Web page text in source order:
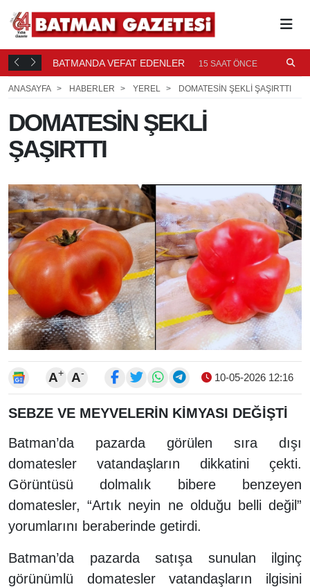
BATMANDA VEFAT EDENLER 15 SAAT ÖNCE
ANASAYFA HABERLER YEREL DOMATESİN ŞEKLİ ŞAŞIRTTI
DOMATESİN ŞEKLİ
ŞAŞIRTTI
A+ A- 10-05-2026 12:16
SEBZE VE MEYVELERİN KİMYASI DEĞİŞTİ
Batman’da pazarda görülen sıra dışı
domatesler vatandaşların dikkatini çekti.
Görüntüsü dolmalık bibere benzeyen
domatesler, “Artık neyin ne olduğu belli değil”
yorumlarını beraberinde getirdi.
Batman’da pazarda satışa sunulan ilginç
görünümlü domatesler vatandaşların ilgisini